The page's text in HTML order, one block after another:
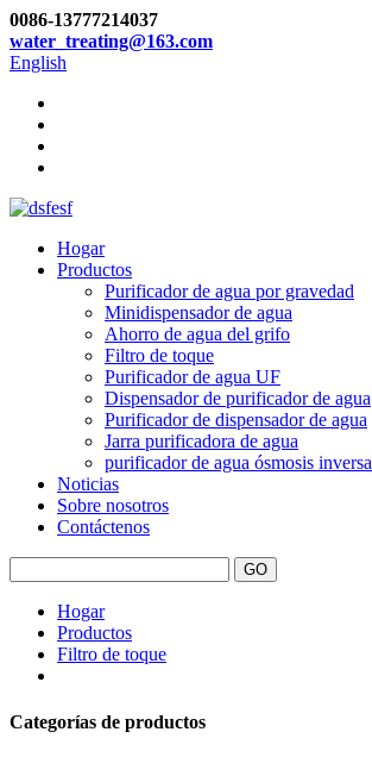
0086-13777214037
water_treating@163.com
English
Hogar
Productos
Purificador de agua por gravedad
Minidispensador de agua
Ahorro de agua del grifo
Filtro de toque
Purificador de agua UF
Dispensador de purificador de agua
Purificador de dispensador de agua
Jarra purificadora de agua
purificador de agua ósmosis inversa
Noticias
Sobre nosotros
Contáctenos
Hogar
Productos
Filtro de toque
Categorías de productos